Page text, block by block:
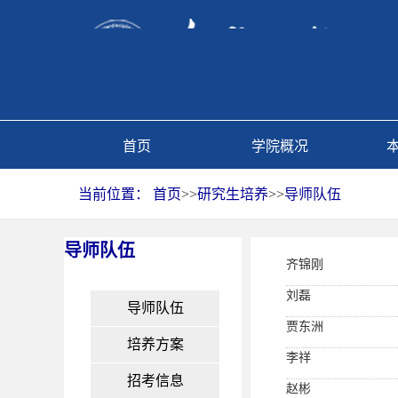
首页 学院概况
当前位置： 首页>>研究生培养>>导师队伍
导师队伍
导师队伍
培养方案
招考信息
齐锦刚
刘磊
贾东洲
李祥
赵彬